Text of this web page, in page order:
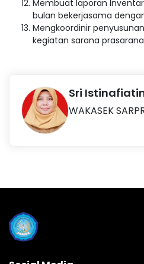
Membuat laporan
bulan bekerjasama
Mengkoordinir
kegiatan sarana
Sri
WAKASEK